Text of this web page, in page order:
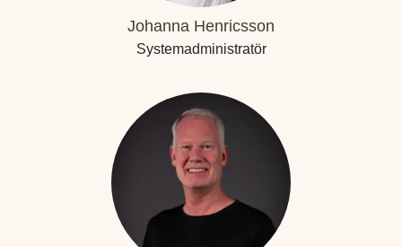
Johanna Henricsson
Systemadministratör